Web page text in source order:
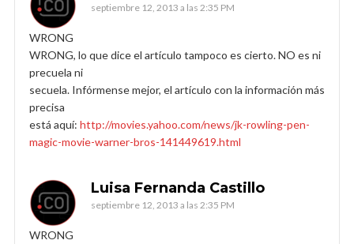
septiembre 12, 2013 a las 2:35 PM
WRONG
WRONG, lo que dice el artículo tampoco es cierto. NO es ni
precuela ni
secuela. Infórmense mejor, el artículo con la información más
precisa
está aquí: http://movies.yahoo.com/news/jk-rowling-pen-
magic-movie-warner-bros-141449619.html
Luisa Fernanda Castillo
septiembre 12, 2013 a las 2:35 PM
WRONG